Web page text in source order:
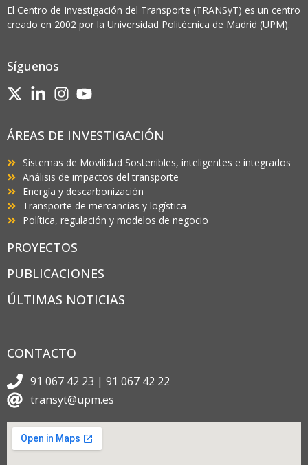
El Centro de Investigación del Transporte (TRANSyT) es un centro
creado en 2002 por la Universidad Politécnica de Madrid (UPM).
Síguenos
ÁREAS DE INVESTIGACIÓN
Sistemas de Movilidad Sostenibles, inteligentes e integrados
Análisis de impactos del transporte
Energía y descarbonización
Transporte de mercancías y logística
Política, regulación y modelos de negocio
PROYECTOS
PUBLICACIONES
ÚLTIMAS NOTICIAS
CONTACTO
91 067 42 23 | 91 067 42 22
transyt@upm.es